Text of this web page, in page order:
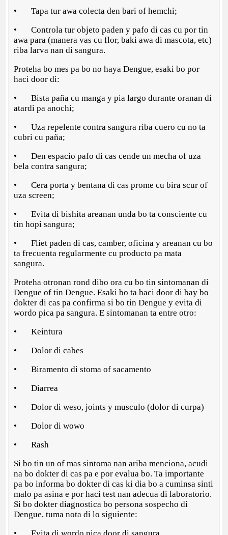
• Tapa tur awa colecta den bari of hemchi;
• Controla tur objeto paden y pafo di cas cu por tin
awa para (manera vas cu flor, baki awa di mascota, etc)
riba larva nan di sangura.
Proteha bo mes pa bo no haya Dengue, esaki bo por
haci door di:
• Bista paña cu manga y pia largo durante oranan di
atardi pa anochi;
• Uza repelente contra sangura riba cuero cu no ta
cubri cu paña;
• Den espacio pafo di cas cende un mecha of uza
bela contra sangura;
• Cera porta y bentana di cas prome cu bira scur of
uza screen;
• Evita di bishita areanan unda bo ta consciente cu
tin hopi sangura;
• Fliet paden di cas, camber, oficina y areanan cu bo
ta frecuenta regularmente cu producto pa mata
sangura.
Proteha otronan rond dibo ora cu bo tin sintomanan di
Dengue of tin Dengue. Esaki bo ta haci door di bay bo
dokter di cas pa confirma si bo tin Dengue y evita di
wordo pica pa sangura. E sintomanan ta entre otro:
• Keintura
• Dolor di cabes
• Biramento di stoma of sacamento
• Diarrea
• Dolor di weso, joints y musculo (dolor di curpa)
• Dolor di wowo
• Rash
Si bo tin un of mas sintoma nan ariba menciona, acudi
na bo dokter di cas pa e por evalua bo. Ta importante
pa bo informa bo dokter di cas ki dia bo a cuminsa sinti
malo pa asina e por haci test nan adecua di laboratorio.
Si bo dokter diagnostica bo persona sospecho di
Dengue, tuma nota di lo siguiente: